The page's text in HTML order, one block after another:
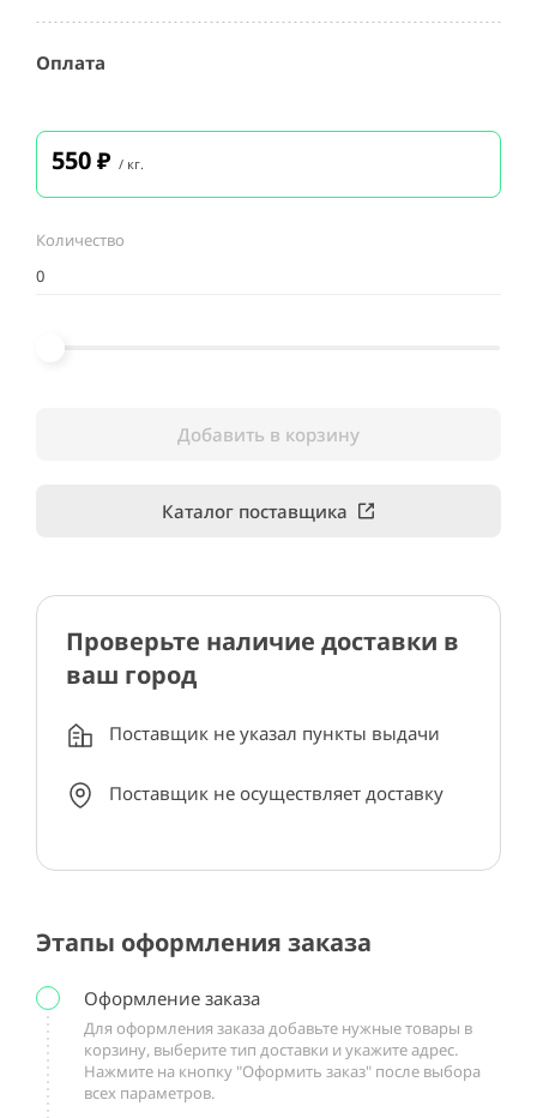
Оплата
550₽ / кг.
Количество
Добавить в корзину
Каталог поставщика
Проверьте наличие доставки в
ваш город
Поставщик не указал пункты выдачи
Поставщик не осуществляет доставку
Этапы оформления заказа
Оформление заказа
Для оформления заказа добавьте нужные товары в
корзину, выберите тип доставки и укажите адрес.
Нажмите на кнопку "Оформить заказ" после выбора
всех параметров.